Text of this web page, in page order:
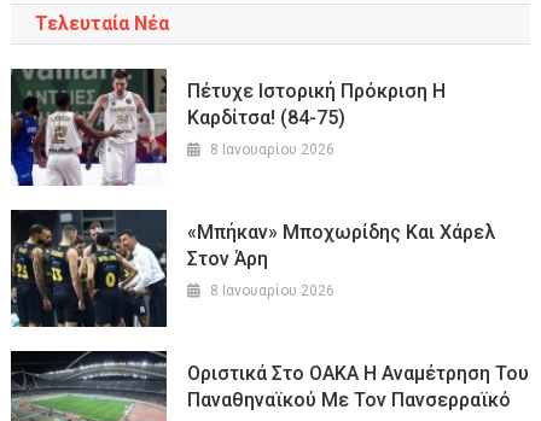
Τελευταία Νέα
Πέτυχε Ιστορική Πρόκριση Η
Καρδίτσα! (84-75)
8 Ιανουαρίου 2026
«Μπήκαν» Μποχωρίδης Και Χάρελ
Στον Άρη
8 Ιανουαρίου 2026
Οριστικά Στο ΟΑΚΑ Η Αναμέτρηση Του
Παναθηναϊκού Με Τον Πανσερραϊκό